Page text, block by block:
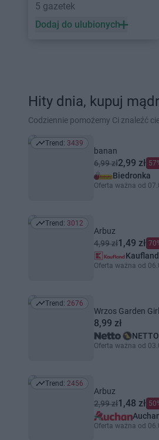
5 gazetek
Dodaj do ulubionych
Hity dnia, kupuj
Codziennie pomożemy Ci znaleźć
Trend: 3439
Trend: 3439
banan
6,99 zł2,99 zł
Biedronka
Oferta ważna od
Trend: 3012
Trend: 3012
Arbuz
4,99 zł1,49 zł
Kaufland
Oferta ważna od
Trend: 2676
Trend: 2676
Wrzos Garden
8,99 zł
NETTO
Oferta ważna od
Trend: 2456
Trend: 2456
Arbuz
2,99 zł1,48 zł
Oferta ważna od